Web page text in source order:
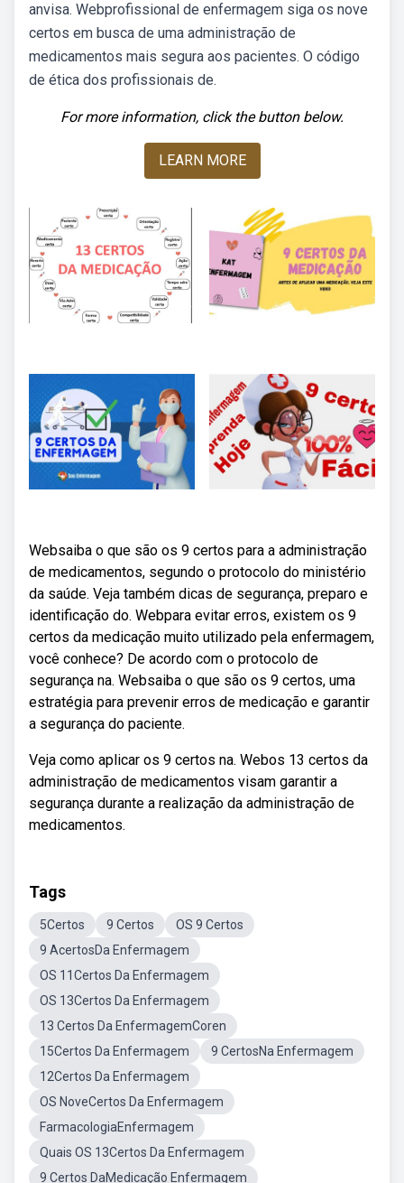
anvisa. Webprofissional de enfermagem siga os nove
certos em busca de uma administração de
medicamentos mais segura aos pacientes. O código
de ética dos profissionais de.
For more information, click the button below.
LEARN MORE
Websaiba o que são os 9 certos para a administração
de medicamentos, segundo o protocolo do ministério
da saúde. Veja também dicas de segurança, preparo e
identificação do. Webpara evitar erros, existem os 9
certos da medicação muito utilizado pela enfermagem,
você conhece? De acordo com o protocolo de
segurança na. Websaiba o que são os 9 certos, uma
estratégia para prevenir erros de medicação e garantir
a segurança do paciente.
Veja como aplicar os 9 certos na. Webos 13 certos da
administração de medicamentos visam garantir a
segurança durante a realização da administração de
medicamentos.
Tags
5Certos 9 Certos
OS 9 Certos
9 AcertosDa Enfermagem
OS 11Certos Da Enfermagem
OS 13Certos Da Enfermagem
13 Certos Da EnfermagemCoren
15Certos Da Enfermagem
9 CertosNa Enfermagem
12Certos Da Enfermagem
OS NoveCertos Da Enfermagem
FarmacologiaEnfermagem
Quais OS 13Certos Da Enfermagem
9 Certos DaMedicação Enfermagem